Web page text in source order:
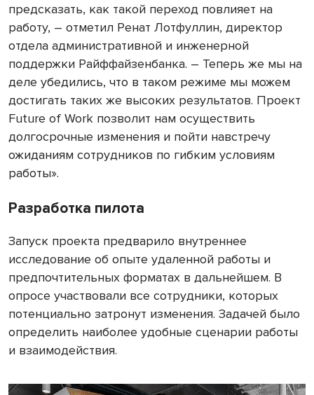
предсказать, как такой переход повлияет на
работу, – отметил Ренат Лотфуллин, директор
отдела административной и инженерной
поддержки Райффайзенбанка. – Теперь же мы на
деле убедились, что в таком режиме мы можем
достигать таких же высоких результатов. Проект
Future of Work позволит нам осуществить
долгосрочные изменения и пойти навстречу
ожиданиям сотрудников по гибким условиям
работы».
Разработка пилота
Запуск проекта предварило внутреннее
исследование об опыте удаленной работы и
предпочтительных форматах в дальнейшем. В
опросе участвовали все сотрудники, которых
потенциально затронут изменения. Задачей было
определить наиболее удобные сценарии работы
и взаимодействия.